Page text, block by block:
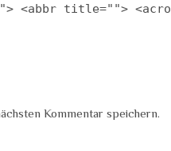
<abbr title="">
Kommentar speichern.